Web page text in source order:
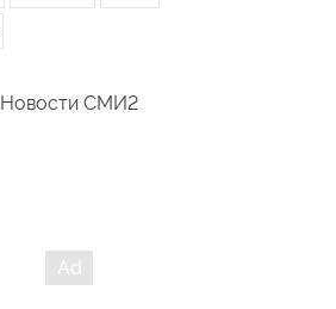
Новости СМИ2